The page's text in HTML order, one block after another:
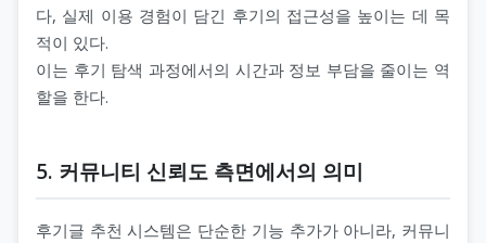
다, 실제 이용 경험이 담긴 후기의 접근성을 높이는 데 목
적이 있다.
이는 후기 탐색 과정에서의 시간과 정보 부담을 줄이는 역
할을 한다.
5. 커뮤니티 신뢰도 측면에서의 의미
후기글 추천 시스템은 단순한 기능 추가가 아니라, 커뮤니